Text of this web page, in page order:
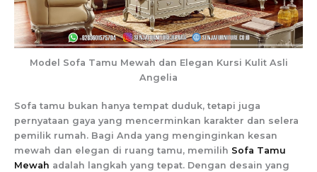
Model Sofa Tamu Mewah dan Elegan Kursi Kulit Asli
Angelia
Sofa tamu bukan hanya tempat duduk, tetapi juga
pernyataan gaya yang mencerminkan karakter dan selera
pemilik rumah. Bagi Anda yang menginginkan kesan
mewah dan elegan di ruang tamu, memilih Sofa Tamu
Mewah adalah langkah yang tepat. Dengan desain yang